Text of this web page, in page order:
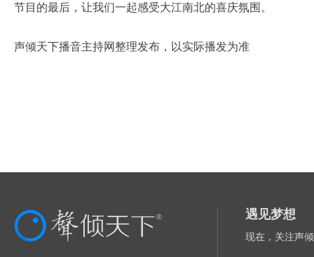
节目的最后，让我们一起感受大江南北的喜庆氛围。
声倾天下播音主持网整理发布，以实际播发为准
遇见梦想
现在，关注声